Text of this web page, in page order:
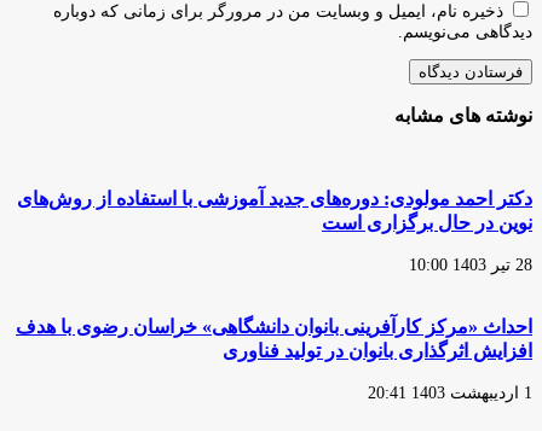
ذخیره نام، ایمیل و وبسایت من در مرورگر برای زمانی که دوباره
دیدگاهی می‌نویسم.
نوشته های مشابه
دکتر احمد مولودی: دوره‌های جدید آموزشی با استفاده از روش‌های
نوین در حال برگزاری است
28 تیر 1403 10:00
احداث «مرکز کارآفرینی بانوان دانشگاهی» خراسان رضوی با هدف
افزایش اثرگذاری بانوان در تولید فناوری
1 اردیبهشت 1403 20:41